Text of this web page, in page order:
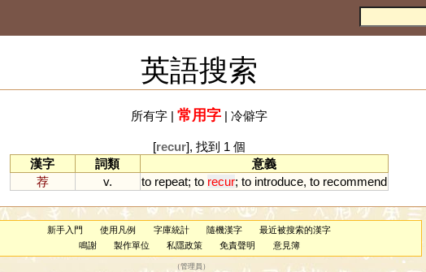
英語搜索
所有字| 常用字| 冷僻字
[recur], 找到 1 個
漢字
詞類
意義
荐
v. to repeat; to recur; to introduce, to recommend
新手入門 使用凡例 字庫統計 隨機漢字
最近被搜索的漢字
鳴謝
製作單位 私隱政策 免責聲明 意見簿
（管理員 ）